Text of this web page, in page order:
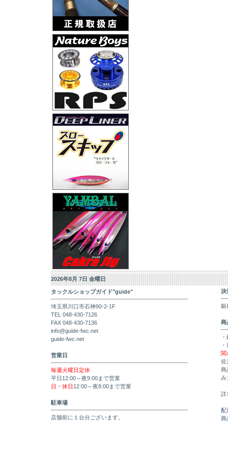
2026年8月 7日 金曜日
タックルショップガイド"guide"
埼玉県川口市石神90-2-1F
TEL 048-430-7126
FAX 048-430-7136
info@guide-fwc.net
guide-fwc.net
営業日
毎週火曜日定休
平日12:00～夜9:00まで営業
日・休日 12:00～夜8:00まで営業
駐車場
店舗前に１台分ございます。
決
銀
商
関
佐
商
み
詳
配
商